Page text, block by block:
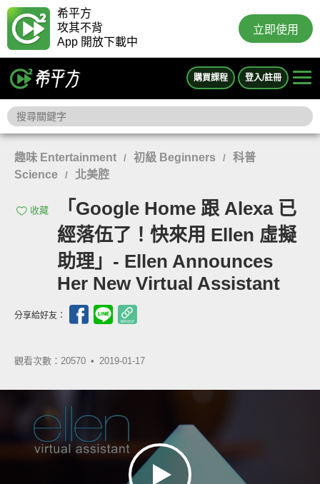
希平方
攻其不背
App 開放下載中
立即使用
購買課程 登入/註冊
趣味 Entertainment / 初級 Beginners /
科普
Science
/ 北美腔
收藏
「Google Home 跟 Alexa 已
經落伍了！快來用 Ellen 虛擬
助理」- Ellen Announces
Her New Virtual Assistant
分享給好友：
觀看次數：20570 • 2019-01-17